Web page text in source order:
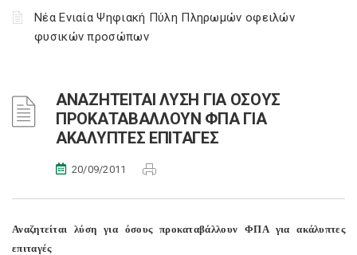
Νέα Ενιαία Ψηφιακή Πύλη Πληρωμών οφειλών
φυσικών προσώπων
ΑΝΑΖΗΤΕΙΤΑΙ ΛΥΣΗ ΓΙΑ ΟΣΟΥΣ
ΠΡΟΚΑΤΑΒΑΛΛΟΥΝ ΦΠΑ ΓΙΑ
ΑΚΑΛΥΠΤΕΣ ΕΠΙΤΑΓΕΣ
20/09/2011
Αναζητείται λύση για όσους προκαταβάλλουν ΦΠΑ για ακάλυπτες
επιταγές